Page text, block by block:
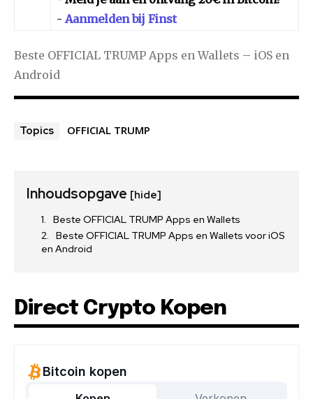
- Aanmelden bij Finst
Beste OFFICIAL TRUMP Apps en Wallets – iOS en
Android
Topics OFFICIAL TRUMP
Inhoudsopgave [hide]
Beste OFFICIAL TRUMP Apps en Wallets
Beste OFFICIAL TRUMP Apps en Wallets voor iOS
en Android
Direct Crypto Kopen